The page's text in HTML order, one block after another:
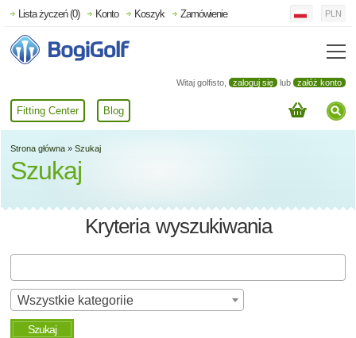
Witaj golfisto, zaloguj się lub załóż konto
Fitting Center Blog
Lista życzeń (0) Konto Koszyk Zamówienie PLN
Strona główna » Szukaj
Szukaj
Kryteria wyszukiwania
Wszystkie kategoriie
Szukaj